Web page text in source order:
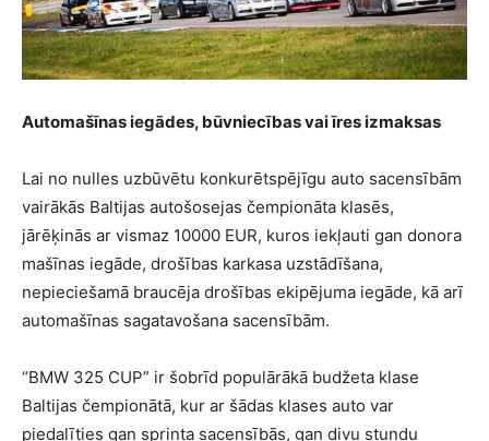
Automašīnas iegādes, būvniecības vai īres izmaksas
Lai no nulles uzbūvētu konkurētspējīgu auto sacensībām
vairākās Baltijas autošosejas čempionāta klasēs,
jārēķinās ar vismaz 10000 EUR, kuros iekļauti gan donora
mašīnas iegāde, drošības karkasa uzstādīšana,
nepieciešamā braucēja drošības ekipējuma iegāde, kā arī
automašīnas sagatavošana sacensībām.
“BMW 325 CUP” ir šobrīd populārākā budžeta klase
Baltijas čempionātā, kur ar šādas klases auto var
piedalīties gan sprinta sacensībās, gan divu stundu